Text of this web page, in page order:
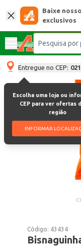
Baixe
exclusivos
Entregue no CEP:
Escolha uma loja ou
CEP para ver ofertas
região
INFORMAR
Código: 43434